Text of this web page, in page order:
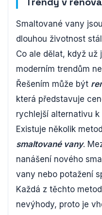
Smaltované vany
dlouhou životnost
Co ale dělat, když už
moderním trendům
Řešením může být
která představuje
rychlejší alternativu
Existuje několik
smaltované vany.
nanášení nového
vany nebo potažení
Každá z těchto
nevýhody, proto je